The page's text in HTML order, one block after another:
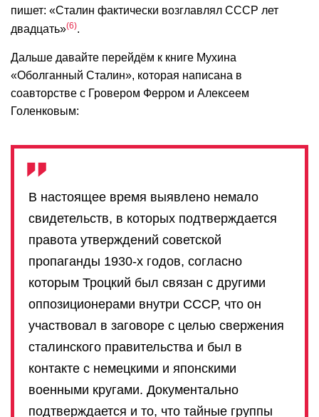
пишет: «Сталин фактически возглавлял СССР лет
двадцать» 6 .
Дальше давайте перейдём к книге Мухина
«Оболганный Сталин», которая написана в
соавторстве с Гровером Ферром и Алексеем
Голенковым:
В настоящее время выявлено немало
свидетельств, в которых подтверждается
правота утверждений советской
пропаганды 1930-х годов, согласно
которым Троцкий был связан с другими
оппозиционерами внутри СССР, что он
участвовал в заговоре с целью свержения
сталинского правительства и был в
контакте с немецкими и японскими
военными кругами. Документально
подтверждается и то, что тайные группы